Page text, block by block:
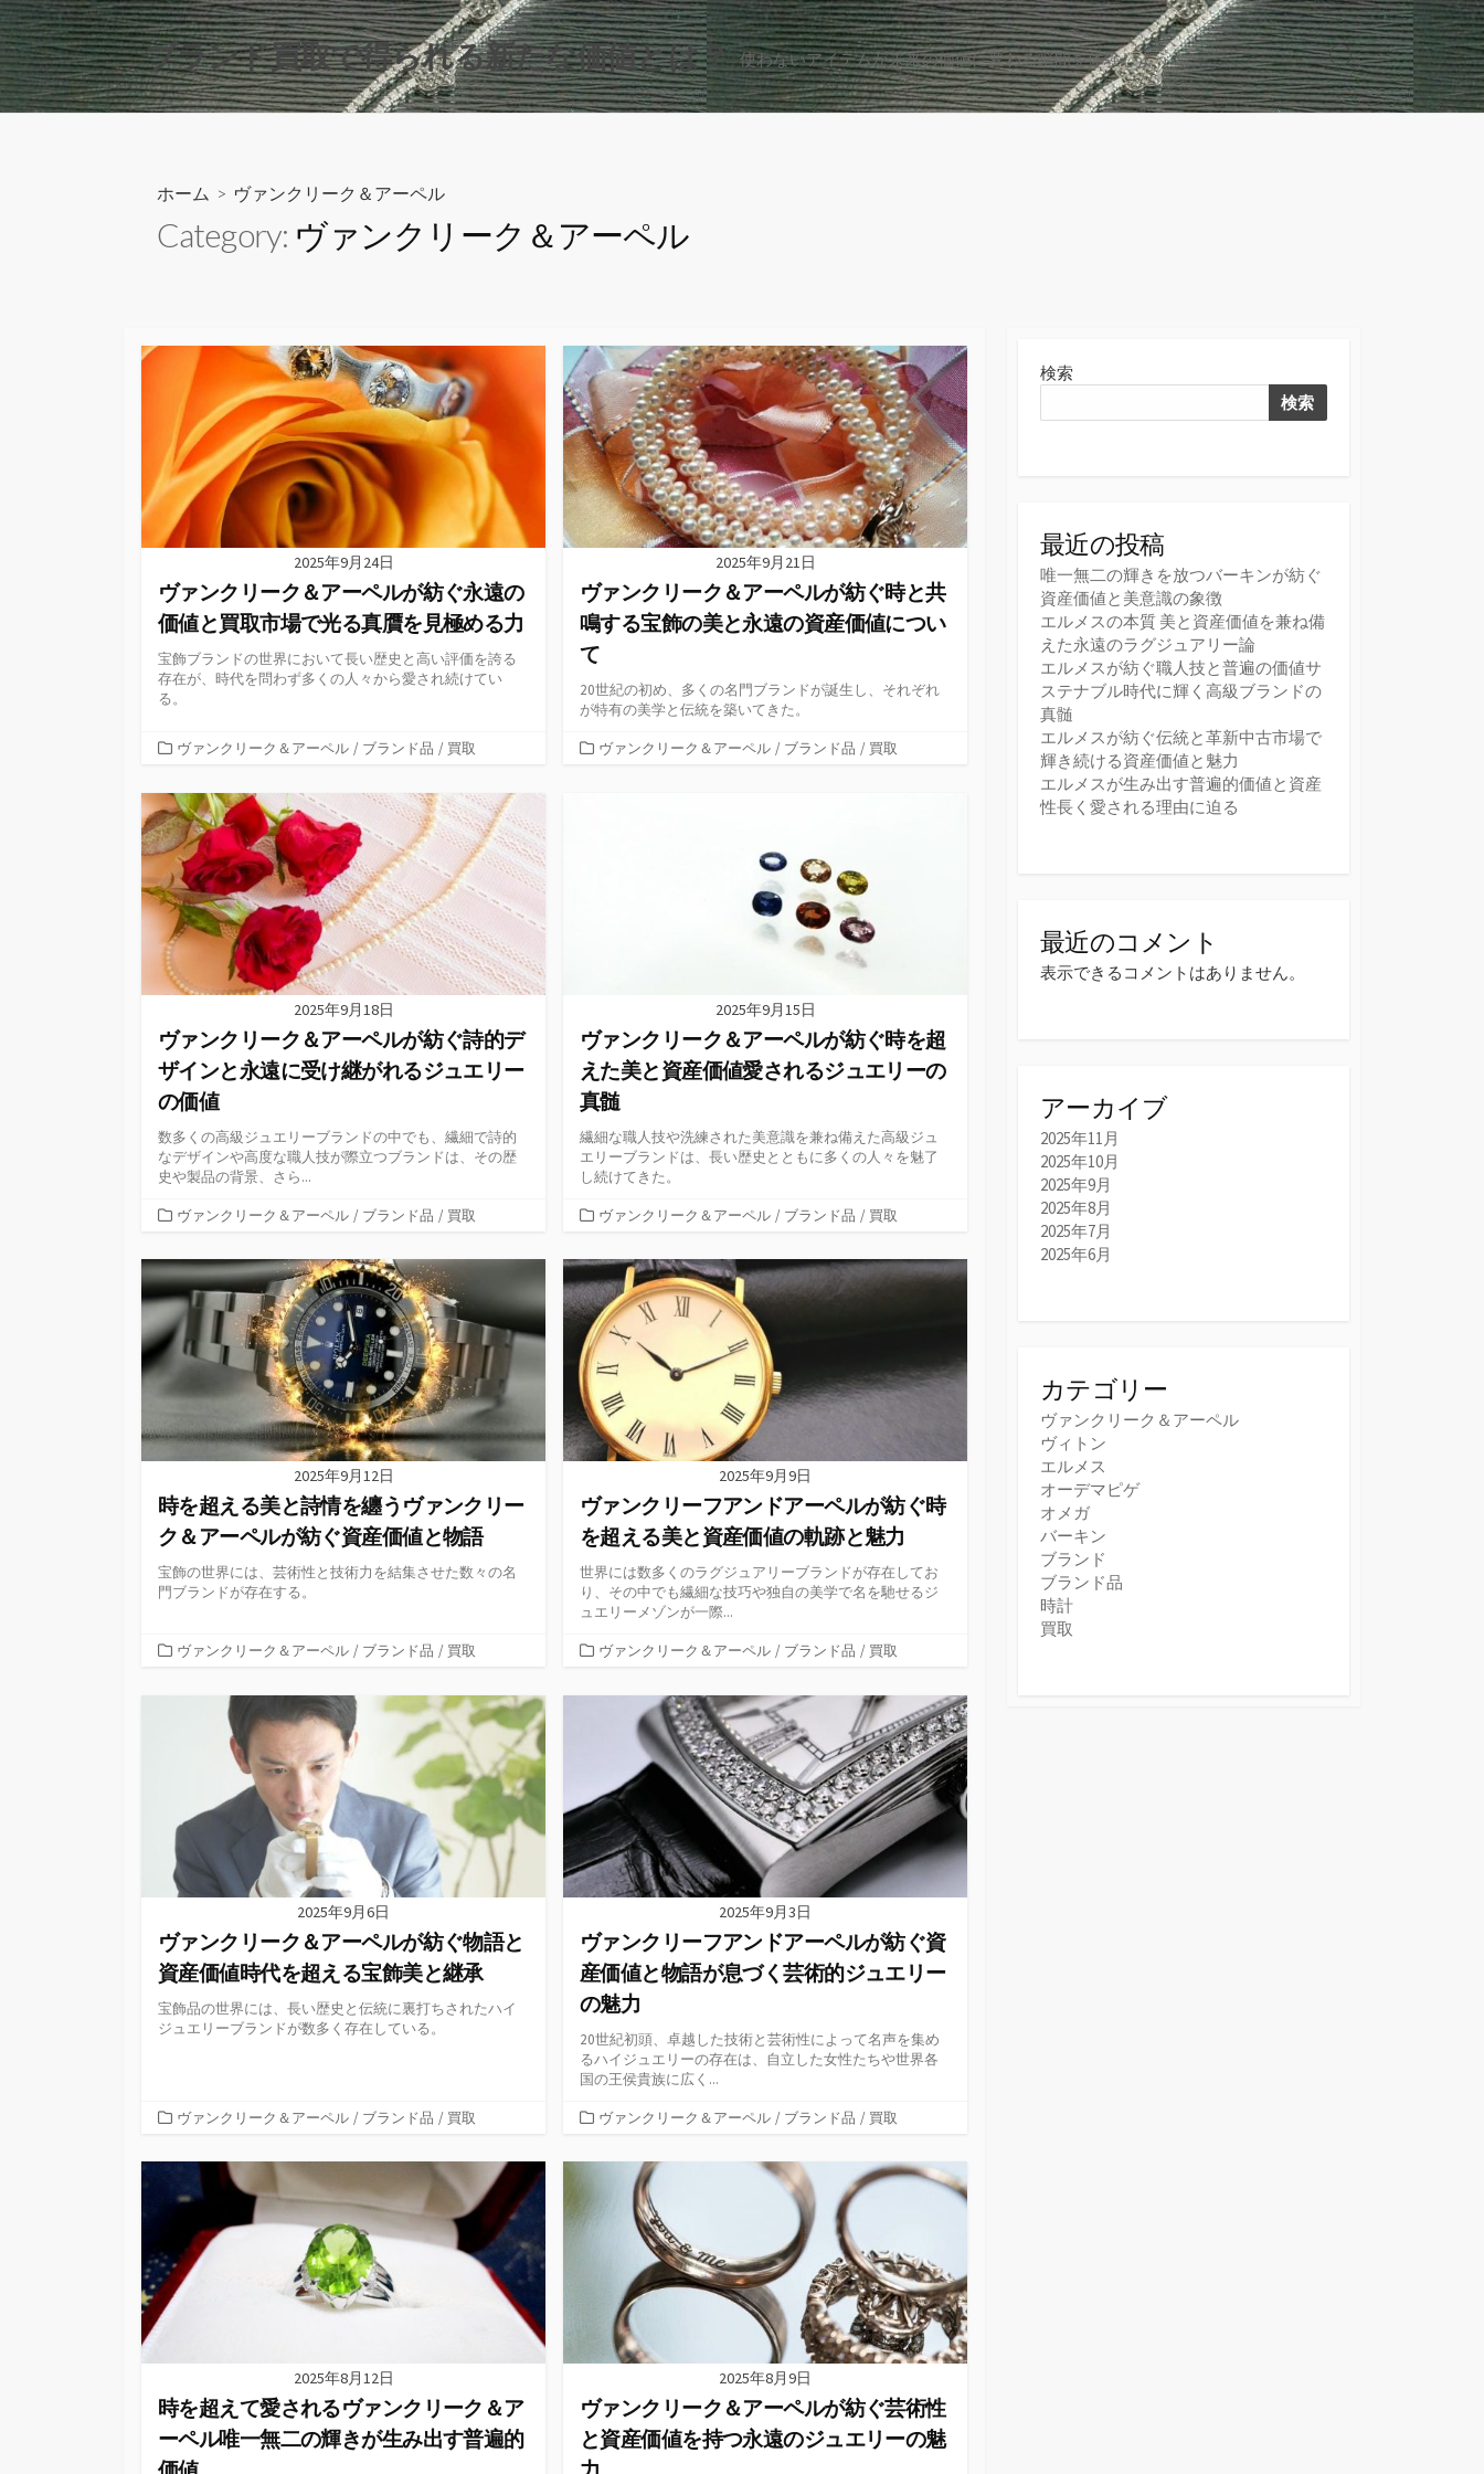
コ
ン
テ
ン
ブランド買取で得られる新たな価値とは？ 使わないアイテムが未来の価値に変わる瞬間を体験しよう！
検
索
切
ホーム > ヴァンクリーク＆アーペル
Category: ヴァンクリーク＆アーペル
2025年9月24日
ヴァンクリーク＆アーペルが紡ぐ永遠の
価値と買取市場で光る真贋を見極める力
宝飾ブランドの世界において長い歴史と高い評価を誇る
存在が、時代を問わず多くの人々から愛され続けてい
る。
カ
ゴ
リ
ー
ヴァンクリーク＆アーペル / ブランド品 / 買取
2025年9月21日
ヴァンクリーク＆アーペルが紡ぐ時と共
鳴する宝飾の美と永遠の資産価値につい
て
20世紀の初め、多くの名門ブランドが誕生し、それぞれ
が特有の美学と伝統を築いてきた。
カヴァンクリーク＆アーペル / ブランド品 / 買取
2025年9月18日
ヴァンクリーク＆アーペルが紡ぐ詩的デ
ザインと永遠に受け継がれるジュエリー
の価値
数多くの高級ジュエリーブランドの中でも、繊細で詩的
なデザインや高度な職人技が際立つブランドは、その歴
史や製品の背景、さら...
カ
ゴ
リ
ー
ヴァンクリーク＆アーペル / ブランド品 / 買取
2025年9月15日
ヴァンクリーク＆アーペルが紡ぐ時を超
えた美と資産価値愛されるジュエリーの
真髄
繊細な職人技や洗練された美意識を兼ね備えた高級ジュ
エリーブランドは、長い歴史とともに多くの人々を魅了
し続けてきた。
カ
ゴ
リ
ー
ヴァンクリーク＆アーペル / ブランド品 / 買取
2025年9月12日
時を超える美と詩情を纏うヴァンクリー
ク＆アーペルが紡ぐ資産価値と物語
宝飾の世界には、芸術性と技術力を結集させた数々の名
門ブランドが存在する。
カヴァンクリーク＆アーペル / ブランド品 / 買取
2025年9月9日
ヴァンクリーフアンドアーペルが紡ぐ時
を超える美と資産価値の軌跡と魅力
世界には数多くのラグジュアリーブランドが存在してお
り、その中でも繊細な技巧や独自の美学で名を馳せるジ
ュエリーメゾンが一際...
カ
ゴ
ヴァンクリーク＆アーペル / ブランド品 / 買取
2025年9月6日
ヴァンクリーク＆アーペルが紡ぐ物語と
資産価値時代を超える宝飾美と継承
宝飾品の世界には、長い歴史と伝統に裏打ちされたハイ
ジュエリーブランドが数多く存在している。
カ
ゴ
ー
ヴァンクリーク＆アーペル / ブランド品 / 買取
2025年9月3日
ヴァンクリーフアンドアーペルが紡ぐ資
産価値と物語が息づく芸術的ジュエリー
の魅力
20世紀初頭、卓越した技術と芸術性によって名声を集め
るハイジュエリーの存在は、自立した女性たちや世界各
国の王侯貴族に広く...
カ
ゴ
ヴァンクリーク＆アーペル / ブランド品 / 買取
2025年8月12日
時を超えて愛されるヴァンクリーク＆ア
ーペル唯一無二の輝きが生み出す普遍的
2025年8月9日
ヴァンクリーク＆アーペルが紡ぐ芸術性
と資産価値を持つ永遠のジュエリーの魅
検索
検索
最近の投稿
唯一無二の輝きを放つバーキンが紡ぐ
資産価値と美意識の象徴
エルメスの本質 美と資産価値を兼ね備
えた永遠のラグジュアリー論
エルメスが紡ぐ職人技と普遍の価値サ
ステナブル時代に輝く高級ブランドの
真髄
エルメスが紡ぐ伝統と革新中古市場で
輝き続ける資産価値と魅力
エルメスが生み出す普遍的価値と資産
性長く愛される理由に迫る
最近のコメント
表示できるコメントはありません。
アーカイブ
2025年11月
2025年10月
2025年9月
2025年8月
2025年7月
2025年6月
カテゴリー
ヴァンクリーク＆アーペル
ヴィトン
エルメス
オーデマピゲ
オメガ
バーキン
ブランド
ブランド品
時計
買取